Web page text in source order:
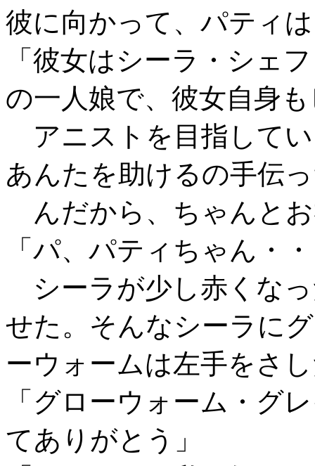
彼に向かって、パティ
「彼女はシーラ・シェ
の一人娘で、彼女自身
アニストを目指して
あんたを助けるの手伝
んだから、ちゃんと
「パ、パティちゃん・
シーラが少し赤くな
せた。そんなシーラに
ーウォームは左手をさ
「グローウォーム・グ
てありがとう」